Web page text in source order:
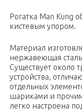
Рогатка Man Kung
кистевым упором.
Материал
нержавеющая
Существует около
устройства,
отдельных
шариками и
легко настроена